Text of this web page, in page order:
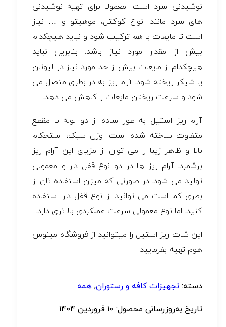
نوشیدنی سرد است. معمولا برای تهیه نوشیدنی
های سرد مانند انواع کوکتل، موهیتو و … نیاز
است تا مایعات با هم ترکیب شود و نباید هیچکدام
بیش از مقدار مورد نیاز باشد. بنابرین نباید
هیچکدام از مایعات بیش از حد مورد نیاز در لیوتان
یا شیکر ریخته شود. آرام ریز به در بطری متصل می
شود و سرعت ریختن مایعات را کاهش می دهد.
آرام ریز استیل به طور ساده از دو لوله با مقطع
متفاوت ساخته شده است. وزن سبک، استحکام
بالا و ظاهر زیبا را می توان از مزایای این آرام ریز
برشمرد. آرام ریز ها در دو نوع قفل دار و معمولی
تولید می شود. در صورتی که میزان استفاده تان از
بطری کم است می توانید از نوع قفل دار استفاده
کنید. اما نوع معمولی سرعت عملکردی بالاتری دارد.
این شات ریز استیل را میتوانید از فروشگاه مینوس
هوم تهیه بفرمایید
دسته:تجهیزات کافه و رستوران,همه
تاریخ به‌روزرسانی محصول: 10 فروردین 1404